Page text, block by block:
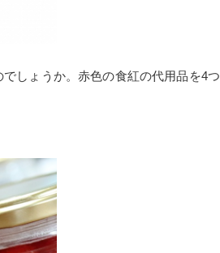
しょうか。赤色の食紅の代用品を4つ